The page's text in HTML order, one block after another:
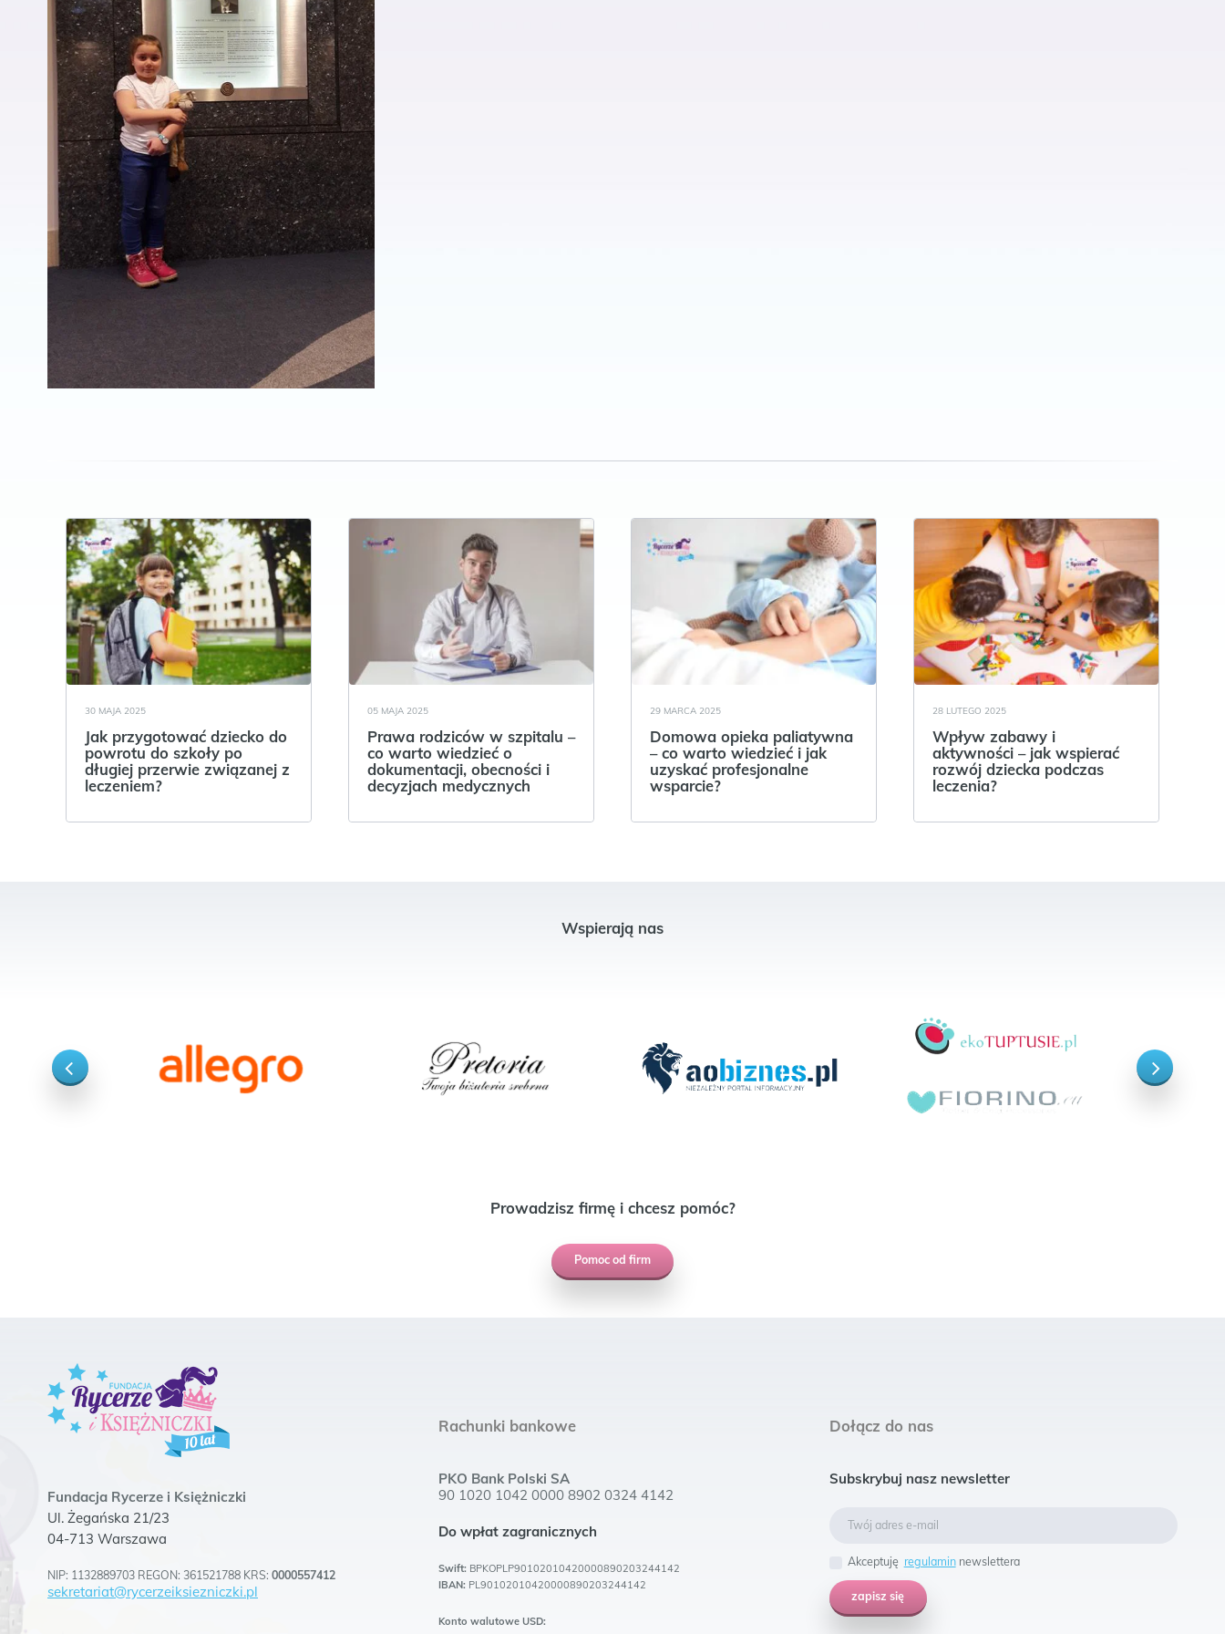
30 MAJA 2025
Jak przygotować dziecko do
powrotu do szkoły po
długiej przerwie związanej z
leczeniem?
05 MAJA 2025
Prawa rodziców w szpitalu –
co warto wiedzieć o
dokumentacji, obecności i
decyzjach medycznych
29 MARCA 2025
Domowa opieka paliatywna
– co warto wiedzieć i jak
uzyskać profesjonalne
wsparcie?
28 LUTEGO 2025
Wpływ zabawy i
aktywności – jak wspierać
rozwój dziecka podczas
leczenia?
Wspierają nas
Prowadzisz firmę i chcesz pomóc?
Pomoc od firm
Fundacja Rycerze i Księżniczki
Ul. Żegańska 21/23
04-713 Warszawa
NIP: 1132889703 REGON: 361521788 KRS: 0000557412
sekretariat@rycerzeiksiezniczki.pl
Rachunki bankowe
PKO Bank Polski SA
90 1020 1042 0000 8902 0324 4142
Do wpłat zagranicznych
Swift: BPKOPLP90102010420000890203244142
IBAN: PL90102010420000890203244142
Konto walutowe USD:
Dołącz do nas
Subskrybuj nasz newsletter
Akceptuję regulaminnewslettera
zapisz się